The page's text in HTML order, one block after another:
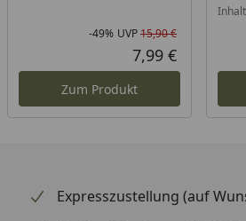
Rabatt in
-49% UVP15,90 €
Aktueller
7,99 €
Zum Produkt
Expresszustellung (auf